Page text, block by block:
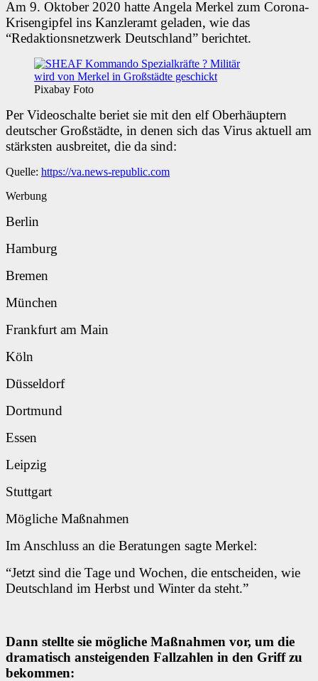
Am 9. Oktober 2020 hatte Angela Merkel zum Corona-
Krisengipfel ins Kanzleramt geladen, wie das
“Redaktionsnetzwerk Deutschland” berichtet.
Pixabay Foto
Per Videoschalte beriet sie mit den elf Oberhäuptern
deutscher Großstädte, in denen sich das Virus aktuell am
stärksten ausbreitet, die da sind:
Quelle: https://va.news-republic.com
Werbung
Berlin
Hamburg
Bremen
München
Frankfurt am Main
Köln
Düsseldorf
Dortmund
Essen
Leipzig
Stuttgart
Mögliche Maßnahmen
Im Anschluss an die Beratungen sagte Merkel:
“Jetzt sind die Tage und Wochen, die entscheiden, wie
Deutschland im Herbst und Winter da steht.”
Dann stellte sie mögliche Maßnahmen vor, um die
dramatisch ansteigenden Fallzahlen in den Griff zu
bekommen: